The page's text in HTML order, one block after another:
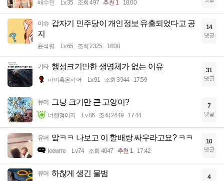
배수민 Lv.35 조회 497 추천 1 18:00
이슈 갑자기 민주당이 개인정보 유출되었다고 공
지
윤석렬 Lv.65 조회 2325 18:00
14
댓글
기타 행성크기만한 생명체가 없는 이유
파이혹은파어 Lv.91 조회 3944 17:59
31
댓글
유머 그냥 크기만 큰 고양이?
너빨갱이지 Lv.86 조회 2449 17:44
7
댓글
유머 앜ㅋㅋ 나보고 이 할배랑 싸우라고요? ㅋㅋ
Ieewrre Lv.74 조회 4047 추천 1 17:42
10
댓글
유머 하찮게 생긴 물범 4